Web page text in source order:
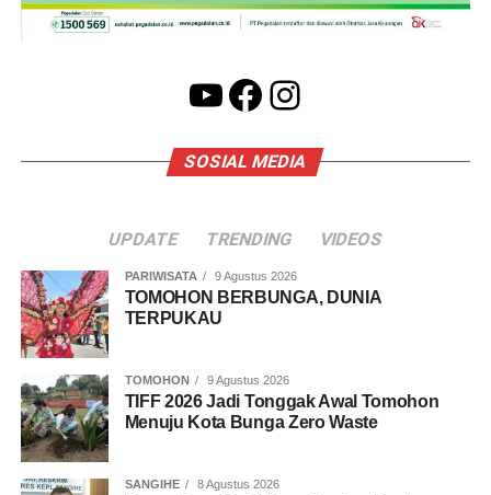
YouTube
Facebook
Instagram
SOSIAL MEDIA
UPDATE TRENDING VIDEOS
PARIWISATA 9 Agustus 2026
TOMOHON BERBUNGA, DUNIA
TERPUKAU
TOMOHON 9 Agustus 2026
TIFF 2026 Jadi Tonggak Awal Tomohon
Menuju Kota Bunga Zero Waste
SANGIHE 8 Agustus 2026